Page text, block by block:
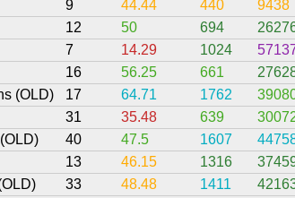
9 44.44 440 9438
12 50 694
7 14.29 1024
16 56.25 661
(OLD) 17 64.71 1762
31 35.48 639
40 47.5 1607
13 46.15 1316
33 48.48 1411